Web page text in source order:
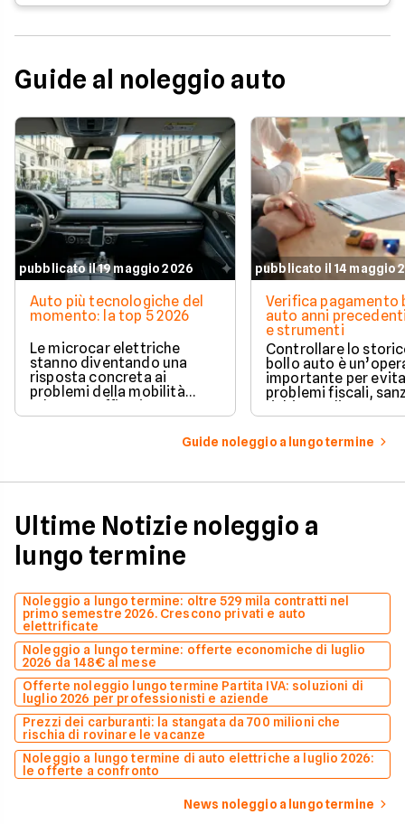
Guide al noleggio auto
pubblicato il 19 maggio 2026
Auto più tecnologiche del
momento: la top 5 2026
Le microcar elettriche
stanno diventando una
risposta concreta ai
problemi della mobilità
urbana: traffico intenso,
parcheggi limitati e costi di
gestione sempre più alti.
pubblicato il 14 maggio
Verifica pagamento
auto anni
e strumenti
Controllare lo
bollo auto è
importante per
problemi fiscali,
richieste di
inattese.
Guide noleggio a lungo termine
Ultime Notizie noleggio a
lungo termine
Noleggio a lungo termine: oltre 529 mila contratti nel
primo semestre 2026. Crescono privati e auto
elettrificate
Noleggio a lungo termine: offerte economiche di luglio
2026 da 148€ al mese
Offerte noleggio lungo termine Partita IVA: soluzioni di
luglio 2026 per professionisti e aziende
Prezzi dei carburanti: la stangata da 700 milioni che
rischia di rovinare le vacanze
Noleggio a lungo termine di auto elettriche a luglio 2026:
le offerte a confronto
News noleggio a lungo termine